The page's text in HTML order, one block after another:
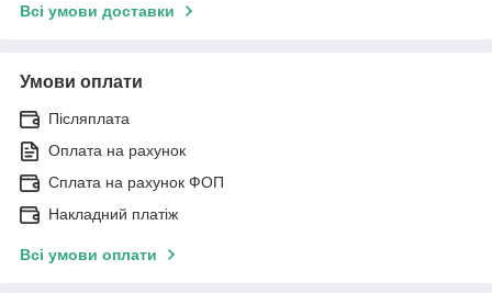
Всі умови доставки
Умови оплати
Післяплата
Оплата на рахунок
Сплата на рахунок ФОП
Накладний платіж
Всі умови оплати